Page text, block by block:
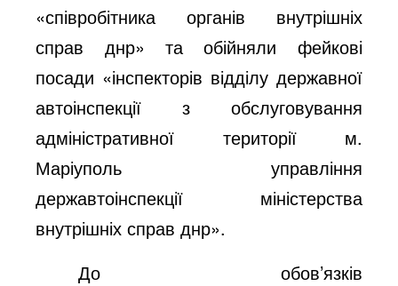
«співробітника органів внутрішніх
справ днр» та обійняли фейкові
посади «інспекторів відділу державної
автоінспекції з обслуговування
адміністративної території м.
Маріуполь управління
державтоінспекції міністерства
внутрішніх справ днр».
До обов’язків